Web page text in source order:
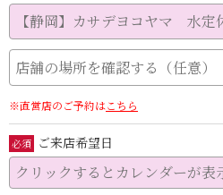
【静岡】カサデヨコヤマ 水定
店舗の場所を確認する（任意）
※直営店のご予約はこちら
必須 ご来店希望日